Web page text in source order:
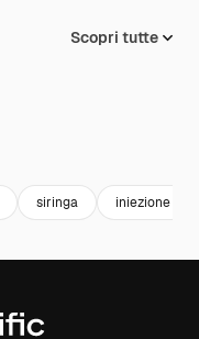
Scopri tutte
siringa iniezione